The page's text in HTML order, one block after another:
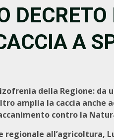
A
della Regione:
amplia la caccia anche
contro la
regionale all’agricoltura,